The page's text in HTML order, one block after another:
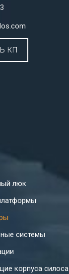
КП
люк
системы
корпуса силоса